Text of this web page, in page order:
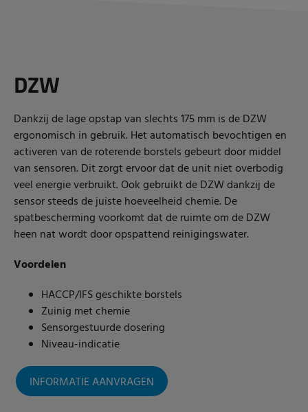
DZW
Dankzij de lage opstap van slechts 175 mm is de DZW
ergonomisch in gebruik. Het automatisch bevochtigen en
activeren van de roterende borstels gebeurt door middel
van sensoren. Dit zorgt ervoor dat de unit niet overbodig
veel energie verbruikt. Ook gebruikt de DZW dankzij de
sensor steeds de juiste hoeveelheid chemie. De
spatbescherming voorkomt dat de ruimte om de DZW
heen nat wordt door opspattend reinigingswater.
Voordelen
HACCP/IFS geschikte borstels
Zuinig met chemie
Sensorgestuurde dosering
Niveau-indicatie
INFORMATIE AANVRAGEN